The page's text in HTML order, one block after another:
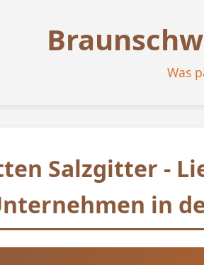
Was
Salzgitter -
in